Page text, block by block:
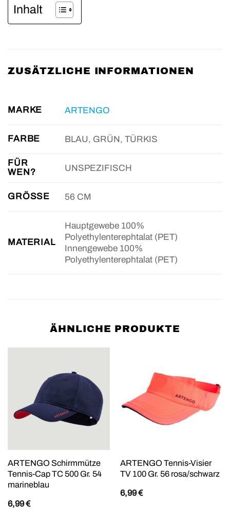
Inhalt
ZUSÄTZLICHE INFORMATIONEN
MARKE ARTENGO
FARBE BLAU, GRÜN, TÜRKIS
FÜR
WEN?
UNSPEZIFISCH
GRÖSSE 56 CM
MATERIAL
Hauptgewebe 100%
Polyethylenterephtalat (PET)
Innengewebe 100%
Polyethylenterephtalat (PET)
ÄHNLICHE PRODUKTE
ARTENGO Schirmmütze
Tennis-Cap TC 500 Gr. 54
marineblau
6,99€
ARTENGO Tennis-Visier
TV 100 Gr. 56 rosa/schwarz
6,99€